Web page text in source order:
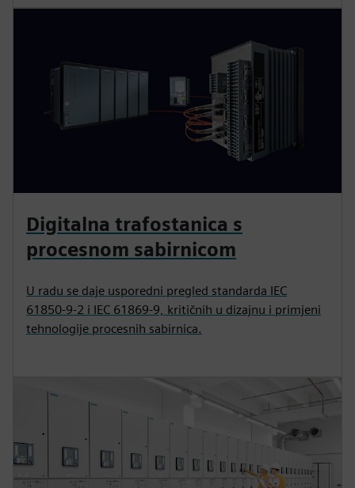
Digitalna trafostanica s
procesnom sabirnicom
U radu se daje usporedni pregled standarda IEC
61850-9-2 i IEC 61869-9, kritičnih u dizajnu i primjeni
tehnologije procesnih sabirnica.